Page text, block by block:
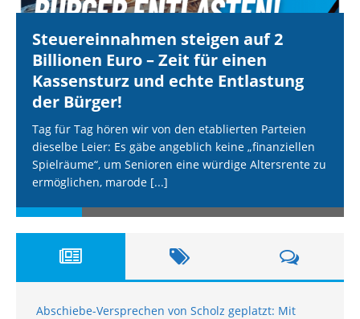
Steuereinnahmen steigen auf 2
Billionen Euro – Zeit für einen
Kassensturz und echte Entlastung
der Bürger!
Tag für Tag hören wir von den etablierten Parteien
dieselbe Leier: Es gäbe angeblich keine „finanziellen
Spielräume“, um Senioren eine würdige Altersrente zu
ermöglichen, marode [...]
Abschiebe-Versprechen von Scholz geplatzt: Mit